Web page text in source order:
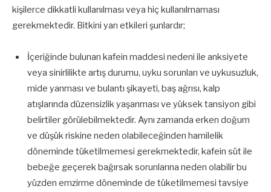
kişilerce dikkatli kullanılması veya hiç kullanılmaması
gerekmektedir. Bitkini yan etkileri şunlardır;
İçeriğinde bulunan kafein maddesi nedeni ile anksiyete
veya sinirlilikte artış durumu, uyku sorunları ve uykusuzluk,
mide yanması ve bulantı şikayeti, baş ağrısı, kalp
atışlarında düzensizlik yaşanması ve yüksek tansiyon gibi
belirtiler görülebilmektedir. Aynı zamanda erken doğum
ve düşük riskine neden olabileceğinden hamilelik
döneminde tüketilmemesi gerekmektedir, kafein süt ile
bebeğe geçerek bağırsak sorunlarına neden olabilir bu
yüzden emzirme döneminde de tüketilmemesi tavsiye